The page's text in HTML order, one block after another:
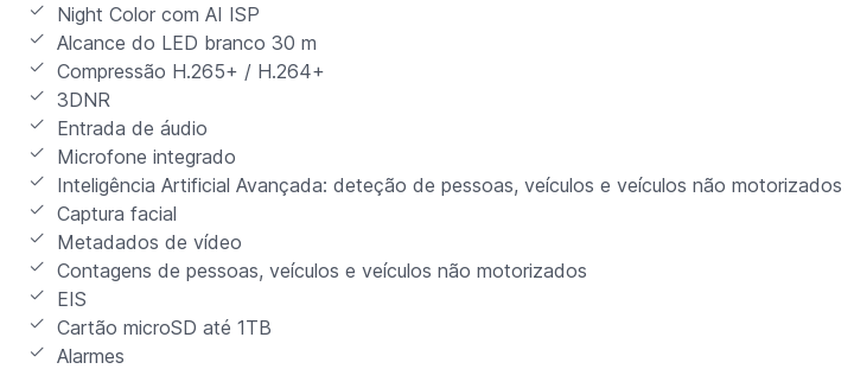
Night Color com AI ISP
Alcance do LED branco 30 m
Compressão H.265+ / H.264+
3DNR
Entrada de áudio
Microfone integrado
Inteligência Artificial Avançada: deteção de pessoas, veículos e veículos não motorizados
Captura facial
Metadados de vídeo
Contagens de pessoas, veículos e veículos não motorizados
EIS
Cartão microSD até 1TB
Alarmes